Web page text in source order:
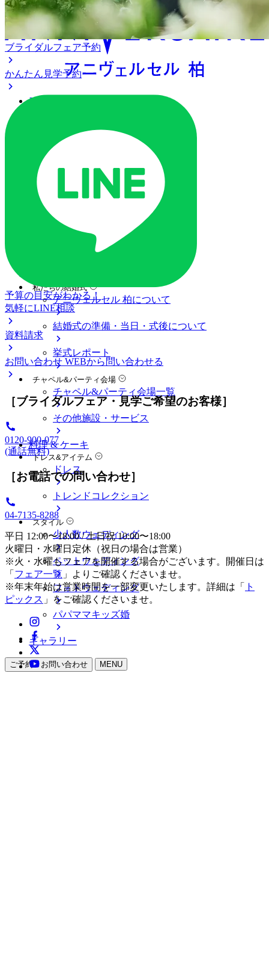
アクセス
ご列席の皆様へ
トピックス
ご予約・お問い合わせ
ブライダルフェア
ブライダルフェア一覧
ブライダルフェアの基礎知識
私たちの結婚式
アニヴェルセル 柏について
結婚式の準備・当日・式後について
挙式レポート
チャペル&パーティ会場
チャペル&パーティ会場一覧
その他施設・サービス
料理 & ケーキ
ドレス&アイテム
ドレス
トレンドコレクション
スタイル
少人数ウェディング
ペットウェディング
フォトウェディング
パパママキッズ婚
ギャラリー
ご予約・お問い合わせ MENU
ブライダルフェア予約
かんたん見学予約
予算の目安がわかる！
気軽にLINE相談
資料請求
お問い合わせ WEBから問い合わせる
［ブライダルフェア・見学ご希望のお客様］
0120-900-077
(通話無料)
［お電話での問い合わせ］
04-7135-8288
平日 12:00〜18:00 / 土日祝 10:00〜18:00
火曜日・水曜日定休（祝日の場合は営業）
※火・水曜もフェアを開催する場合がございます。開催日は
「 フェア一覧 」よりご確認くださいませ。
※年末年始は営業時間を一部変更いたします。詳細は「
ト
ピックス 」をご確認くださいませ。